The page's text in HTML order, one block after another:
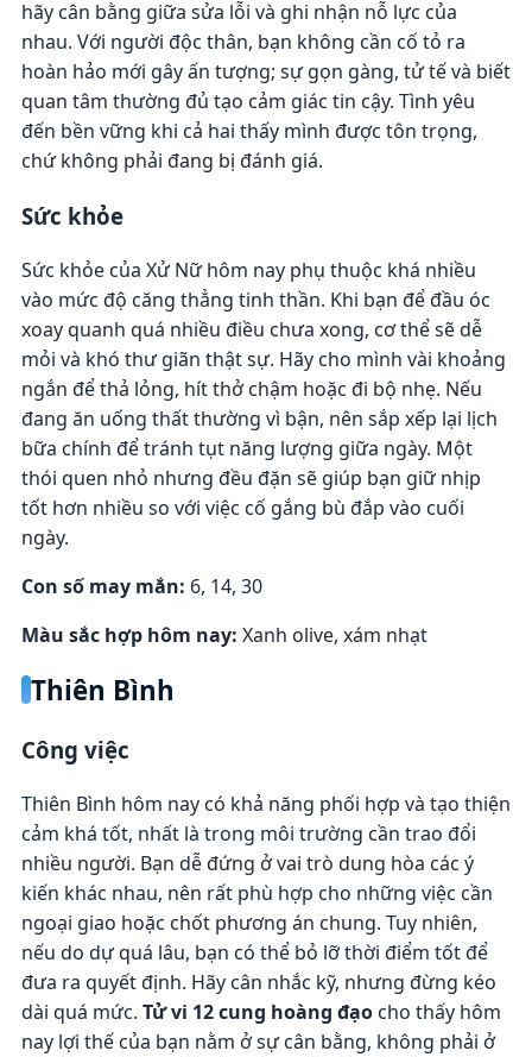
hãy cân bằng giữa sửa lỗi và ghi nhận nỗ lực của
nhau. Với người độc thân, bạn không cần cố tỏ ra
hoàn hảo mới gây ấn tượng; sự gọn gàng, tử tế và biết
quan tâm thường đủ tạo cảm giác tin cậy. Tình yêu
đến bền vững khi cả hai thấy mình được tôn trọng,
chứ không phải đang bị đánh giá.
Sức khỏe
Sức khỏe của Xử Nữ hôm nay phụ thuộc khá nhiều
vào mức độ căng thẳng tinh thần. Khi bạn để đầu óc
xoay quanh quá nhiều điều chưa xong, cơ thể sẽ dễ
mỏi và khó thư giãn thật sự. Hãy cho mình vài khoảng
ngắn để thả lỏng, hít thở chậm hoặc đi bộ nhẹ. Nếu
đang ăn uống thất thường vì bận, nên sắp xếp lại lịch
bữa chính để tránh tụt năng lượng giữa ngày. Một
thói quen nhỏ nhưng đều đặn sẽ giúp bạn giữ nhịp
tốt hơn nhiều so với việc cố gắng bù đắp vào cuối
ngày.
Con số may mắn: 6, 14, 30
Màu sắc hợp hôm nay: Xanh olive, xám nhạt
Thiên Bình
Công việc
Thiên Bình hôm nay có khả năng phối hợp và tạo thiện
cảm khá tốt, nhất là trong môi trường cần trao đổi
nhiều người. Bạn dễ đứng ở vai trò dung hòa các ý
kiến khác nhau, nên rất phù hợp cho những việc cần
ngoại giao hoặc chốt phương án chung. Tuy nhiên,
nếu do dự quá lâu, bạn có thể bỏ lỡ thời điểm tốt để
đưa ra quyết định. Hãy cân nhắc kỹ, nhưng đừng kéo
dài quá mức. Tử vi 12 cung hoàng đạocho thấy hôm
nay lợi thế của bạn nằm ở sự cân bằng, không phải ở